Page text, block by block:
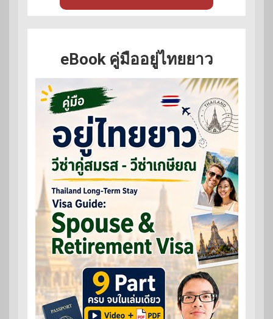
eBook คู่มืออยู่ไทยยาว